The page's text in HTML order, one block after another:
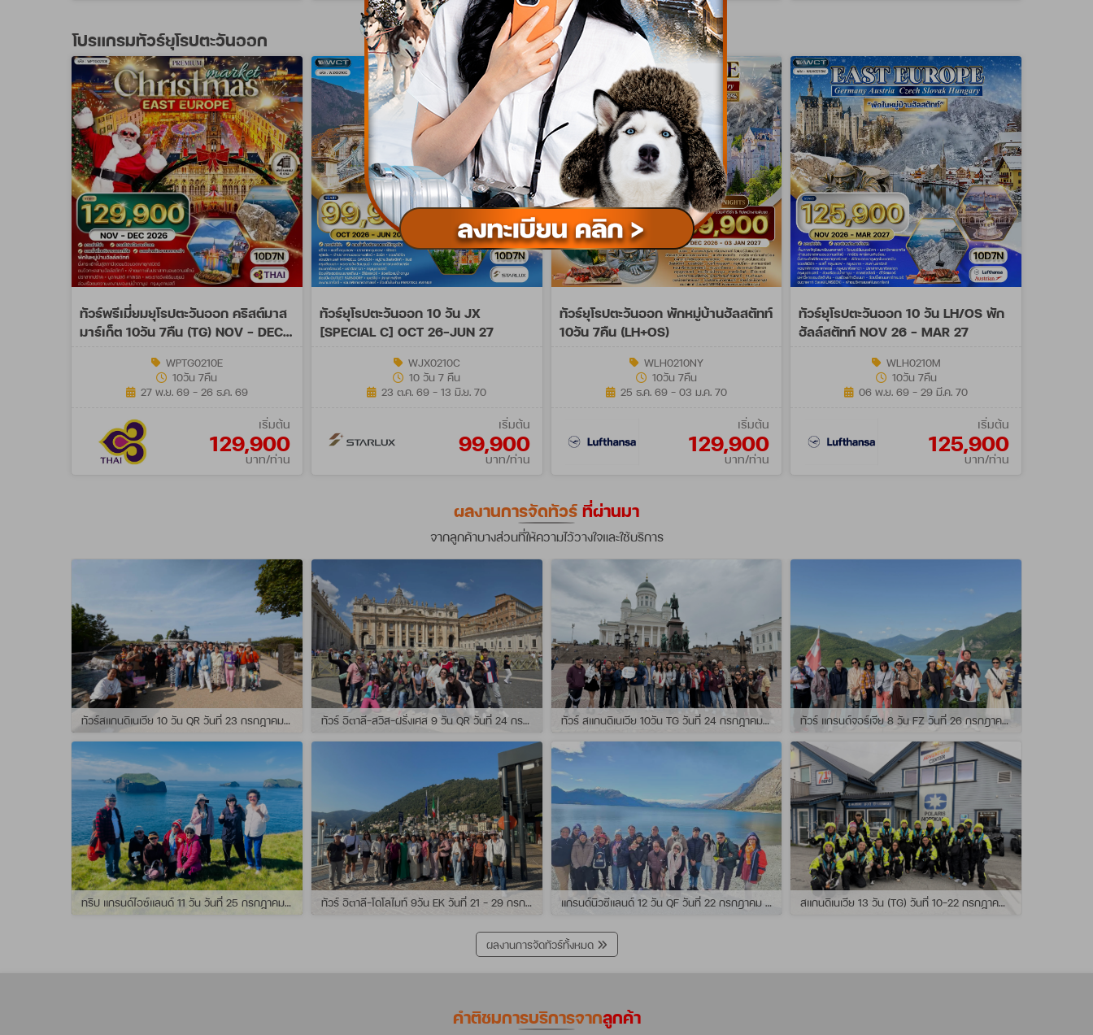
โปรแกรมทัวร์ยุโรปตะวันออก
ทัวร์พรีเมี่ยมยุโรปตะวันออก คริสต์มาส
มาร์เก็ต 10วัน 7คืน (TG) NOV - DEC
WPTG0210E
10วัน 7คืน
27 พ.ย. 69 - 26 ธ.ค. 69
เริ่มต้น
129,900
บาท/ท่าน
ทัวร์ยุโรปตะวันออก 10 วัน JX
[SPECIAL C] OCT 26-JUN 27
WJX0210C
10 วัน 7 คืน
23 ต.ค. 69 - 13 มิ.ย. 70
เริ่มต้น
99,900
บาท/ท่าน
ทัวร์ยุโรปตะวันออก พักหมู่บ้านฮัลสตัทท์
10วัน 7คืน (LH+OS)
WLH0210NY
10วัน 7คืน
25 ธ.ค. 69 - 03 ม.ค. 70
เริ่มต้น
129,900
บาท/ท่าน
ทัวร์ยุโรปตะวันออก 10 วัน LH/OS พัก
ฮัลล์สตัทท์ NOV 26 - MAR 27
WLH0210M
10วัน 7คืน
06 พ.ย. 69 - 29 มี.ค. 70
เริ่มต้น
125,900
บาท/ท่าน
ผลงานการจัดทัวร์ ที่ผ่านมา
จากลูกค้าบางส่วนที่ให้ความไว้วางใจและใช้บริการ
ทัวร์สแกนดิเนเวีย 10 วัน QR วันที่ 23 กรกฏาคม - 01 สิงหาคม 2569 เดินทางกับไกด์พี่จุ้ย และ พี่กั้ง ทัวร์ อิตาลี-สวิส-ฝรั่งเศส 9 วัน QR วันที่ 24 กรกฏาคม - 01 สิงหาคม 2569 เดินทางกับไกด์พี่เช ทัวร์ สแกนดิเนเวีย 10วัน TG วันที่ 24 กรกฏาคม - 02 สิงหาคม 2569 เดินทางกับไกด์พี่ยอร์ช ทัวร์ แกรนด์จอร์เจีย 8 วัน FZ วันที่ 26 กรกฎาคม - 02 สิงหาคม 2569 เดินทางกับไกด์พี่โจ๊ก
ทริป แกรนด์ไอซ์แลนด์ 11 วัน วันที่ 25 กรกฏาคม - 04 สิงหาคม 2569 เดินทางกับไกด์พี่เปิ้ล ทัวร์ อิตาลี-โดโลไมท์ 9วัน EK วันที่ 21 - 29 กรกฏาคม 2569 เดินทางกับไกด์พี่หนุ่ม แกรนด์นิวซีแลนด์ 12 วัน QF วันที่ 22 กรกฎาคม - 3 สิงหาคม 2569 เดินทางกับไกด์พี่โจ้ สแกนดิเนเวีย 13 วัน (TG) วันที่ 10-22 กรกฏาคม 2569 เดินทางกับไกด์พี่เต้ย
ผลงานการจัดทัวร์ทั้งหมด
คำติชมการบริการจากลูกค้า